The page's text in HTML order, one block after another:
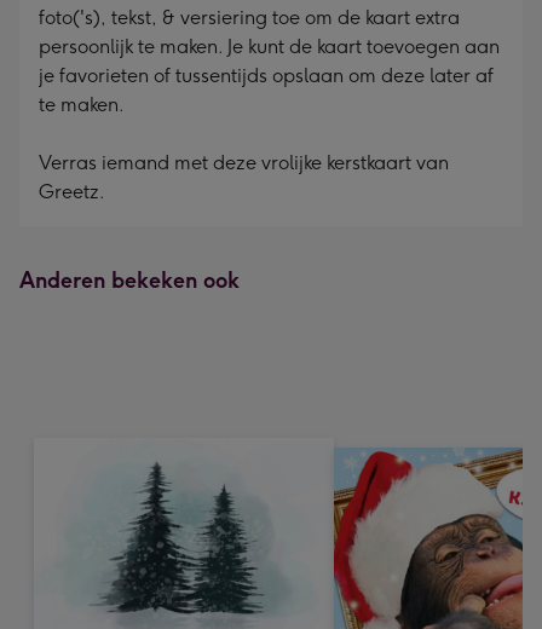
foto('s), tekst, & versiering toe om de kaart extra
persoonlijk te maken. Je kunt de kaart toevoegen aan
je favorieten of tussentijds opslaan om deze later af
te maken.
Verras iemand met deze vrolijke kerstkaart van
Greetz.
Anderen bekeken ook